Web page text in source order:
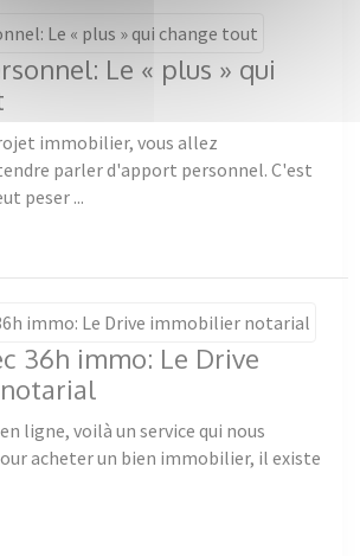
Le « plus » qui
immobilier, vous allez
parler d'apport personnel. C'est
peser ...
36h immo: Le Drive
ligne, voilà un service qui nous
acheter un bien immobilier, il existe